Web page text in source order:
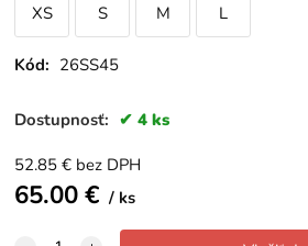
XS
S M L
Kód: 26SS45
Dostupnosť: 4 ks
52.85 € bez DPH
65.00€ ks